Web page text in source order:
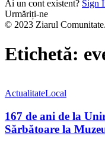
Ai un cont existent? Sign
Urmăriți-ne
© 2023 Ziarul
Etichetă:
ActualitateLocal
167 de ani de la
Sărbătoare la